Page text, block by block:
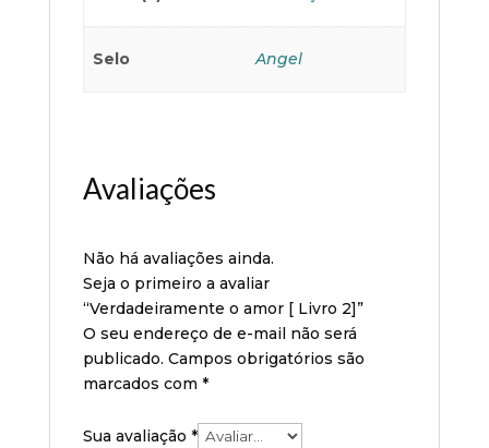
Selo Angel
Avaliações
Não há avaliações ainda.
Seja o primeiro a avaliar
“Verdadeiramente o amor [ Livro 2]”
O seu endereço de e-mail não será
publicado. Campos obrigatórios são
marcados com *
Sua avaliação *